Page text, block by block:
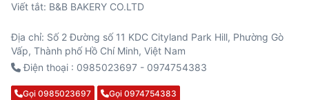
Viết tắt: B&B BAKERY CO.LTD
Địa chỉ: Số 2 Đường số 11 KDC Cityland Park Hill, Phường Gò
Vấp, Thành phố Hồ Chí Minh, Việt Nam
Điện thoại : 0985023697 - 0974754383
Gọi 0985023697 Gọi 0974754383